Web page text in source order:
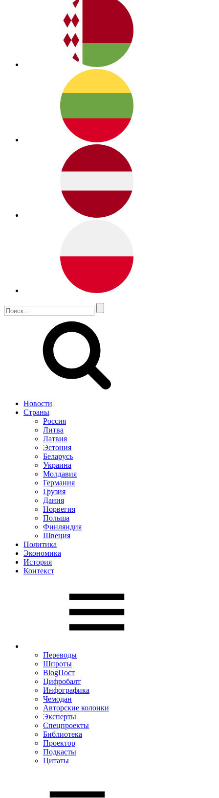
Новости
Страны
Россия
Литва
Латвия
Эстония
Беларусь
Украина
Молдавия
Германия
Грузия
Дания
Норвегия
Польша
Финляндия
Швеция
Политика
Экономика
История
Контекст
Переводы
Шпроты
BlogПост
Цифробалт
Инфографика
Чемодан
Авторские колонки
Эксперты
Спецпроекты
Библиотека
Проектор
Подкасты
Цитаты